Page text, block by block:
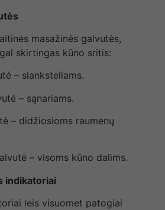
masažinės galvutės,
skirtingas kūno sritis:
– slanksteliams.
– sąnariams.
– didžiosioms raumenų
– visoms kūno dalims.
indikatoriai
leis visuomet patogiai